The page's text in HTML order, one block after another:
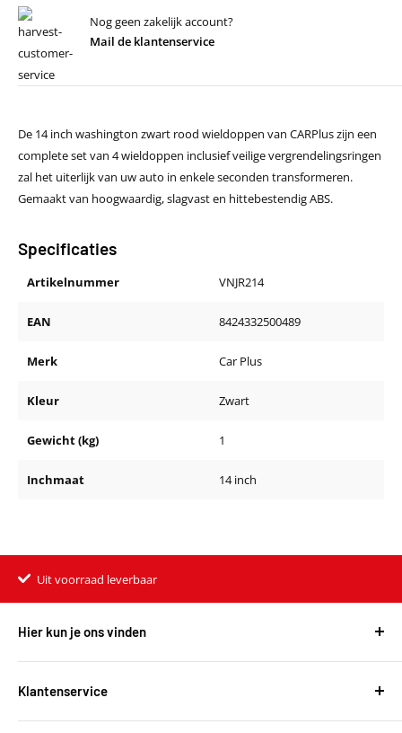
Nog geen zakelijk account?
Mail de klantenservice
De 14 inch washington zwart rood wieldoppen van CARPlus zijn een
complete set van 4 wieldoppen inclusief veilige vergrendelingsringen
zal het uiterlijk van uw auto in enkele seconden transformeren.
Gemaakt van hoogwaardig, slagvast en hittebestendig ABS.
Specificaties
Artikelnummer VNJR214
EAN 8424332500489
Merk Car Plus
Kleur Zwart
Gewicht (kg) 1
Inchmaat 14 inch
Uit voorraad leverbaar
Hier kun je ons vinden
Harvest Automotive B.V.
De Wel 34a
Klantenservice
Over ons